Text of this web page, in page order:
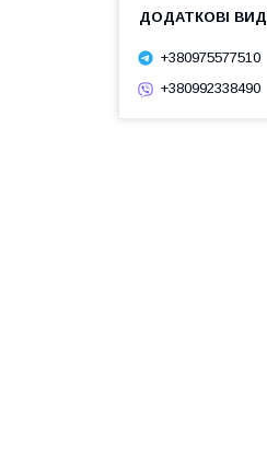
+380975577510
+380992338490